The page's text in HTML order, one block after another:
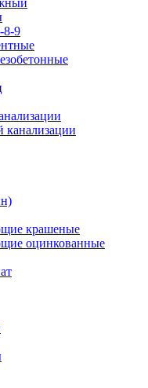
8-9
крашеные
оцинкованные